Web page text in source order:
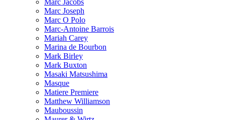
Marc Jacobs
Marc Joseph
Marc O Polo
Marc-Antoine Barrois
Mariah Carey
Marina de Bourbon
Mark Birley
Mark Buxton
Masaki Matsushima
Masque
Matiere Premiere
Matthew Williamson
Mauboussin